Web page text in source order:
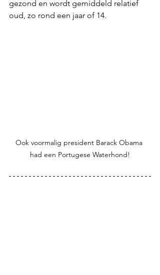
gezond en wordt gemiddeld relatief
oud, zo rond een jaar of 14.
Ook voormalig president Barack Obama
had een Portugese Waterhond!